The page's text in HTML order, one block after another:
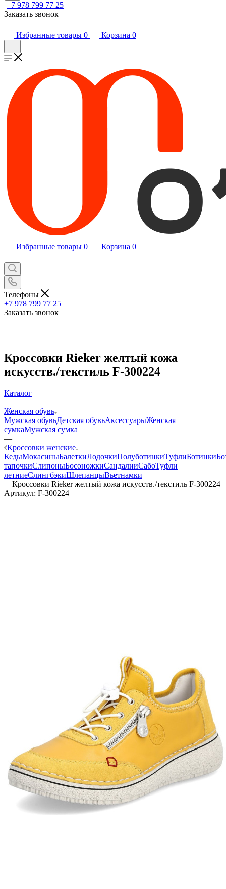
+7 978 799 77 25
Заказать звонок
Избранные товары 0 Корзина 0
Избранные товары 0 Корзина 0
Телефоны
+7 978 799 77 25
Заказать звонок
Кроссовки Rieker желтый кожа
искусств./текстиль F-300224
Каталог
—
Женская обувь
Мужская обувьДетская обувьАксессуарыЖенская
сумкаМужская сумка
—
Кроссовки женские
КедыМокасиныБалеткиЛодочкиПолуботинкиТуфлиБотинки
тапочкиСлипоныБосоножкиСандалииСабоТуфли
летниеСлингбэкиШлепанцыВьетнамки
—Кроссовки Rieker желтый кожа искусств./текстиль F-300224
Артикул: F-300224